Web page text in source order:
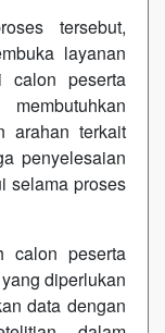
tersebut,
layanan
calon peserta
arahan terkait
penyelesaian
selama proses
calon peserta
diperlukan
data dengan